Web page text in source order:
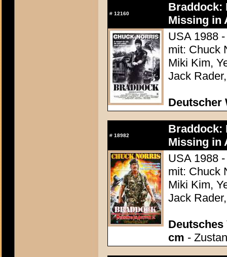
# 12160
Braddock:
Missing in
USA 1988
mit: Chuck
Miki Kim,
Jack
Deutscher
# 18982
Braddock:
Missing in
USA 1988
mit: Chuck
Miki Kim,
Jack
Deutsches
cm -